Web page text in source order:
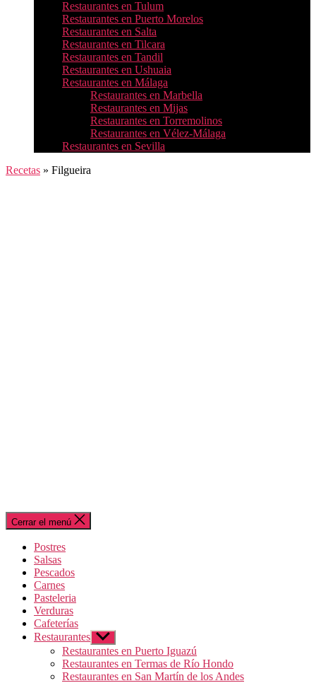
Restaurantes en Tulum
Restaurantes en Puerto Morelos
Restaurantes en Salta
Restaurantes en Tilcara
Restaurantes en Tandil
Restaurantes en Ushuaia
Restaurantes en Málaga
Restaurantes en Marbella
Restaurantes en Mijas
Restaurantes en Torremolinos
Restaurantes en Vélez-Málaga
Restaurantes en Sevilla
Recetas » Filgueira
Cerrar el menú
Postres
Salsas
Pescados
Carnes
Pasteleria
Verduras
Cafeterías
Restaurantes Mostrar
el
submenú
Restaurantes en Puerto Iguazú
Restaurantes en Termas de Río Hondo
Restaurantes en San Martín de los Andes